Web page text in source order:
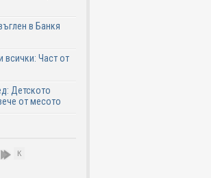
в Банкя
всички: Част от
Детското
от месото
8 9К